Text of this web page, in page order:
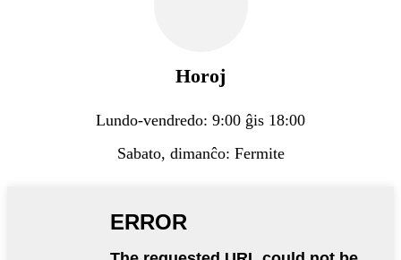
Horoj
Lundo-vendredo: 9:00 ĝis 18:00
Sabato, dimanĉo: Fermite